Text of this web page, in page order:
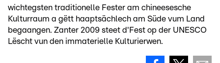
wichtegsten traditionelle Fester am chineesesche
Kulturraum a gëtt haaptsächlech am Süde vum Land
begaangen. Zanter 2009 steet d'Fest op der UNESCO
Lëscht vun den immaterielle Kulturierwen.